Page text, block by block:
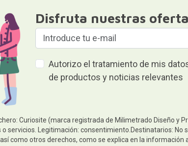
Disfruta nuestras
Autorizo el tratamiento de mis
de productos y noticias relevantes
Curiosite (marca registrada de Milimetrado Diseño y
servicios. Legitimación: consentimiento.Destinatarios:
como otros derechos, como se explica en la